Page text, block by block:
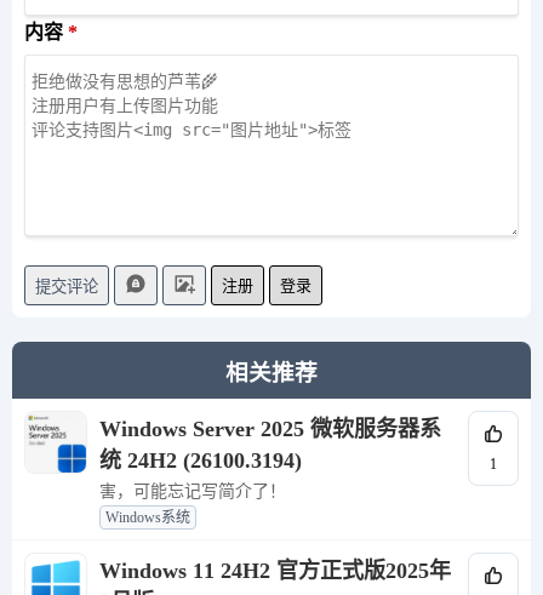
内容
提交评论 注册 登录
相关推荐
Windows Server 2025 微软服务器系
统 24H2 (26100.3194)
害，可能忘记写简介了！
Windows系统
1
Windows 11 24H2 官方正式版2025年